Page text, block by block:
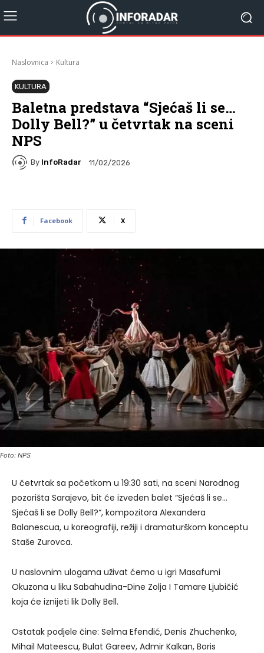
Naslovnica Kultura
KULTURA
Baletna predstava “Sjećaš li se…
Dolly Bell?” u četvrtak na sceni
NPS
By InfoRadar 11/02/2026
Facebook X
Foto: NPS
U četvrtak sa početkom u 19:30 sati, na sceni Narodnog
pozorišta Sarajevo, bit će izveden balet “Sjećaš li se…
Sjećaš li se Dolly Bell?“, kompozitora Alexandera
Balanescua, u koreografiji, režiji i dramaturškom konceptu
Staše Zurovca.
U naslovnim ulogama uživat ćemo u igri Masafumi
Okuzona u liku Sabahudina-Dine Zolja I Tamare Ljubičić
koja će iznijeti lik Dolly Bell.
Ostatak podjele čine: Selma Efendić, Denis Zhuchenko,
Mihail Mateescu, Bulat Gareev, Admir Kalkan, Boris